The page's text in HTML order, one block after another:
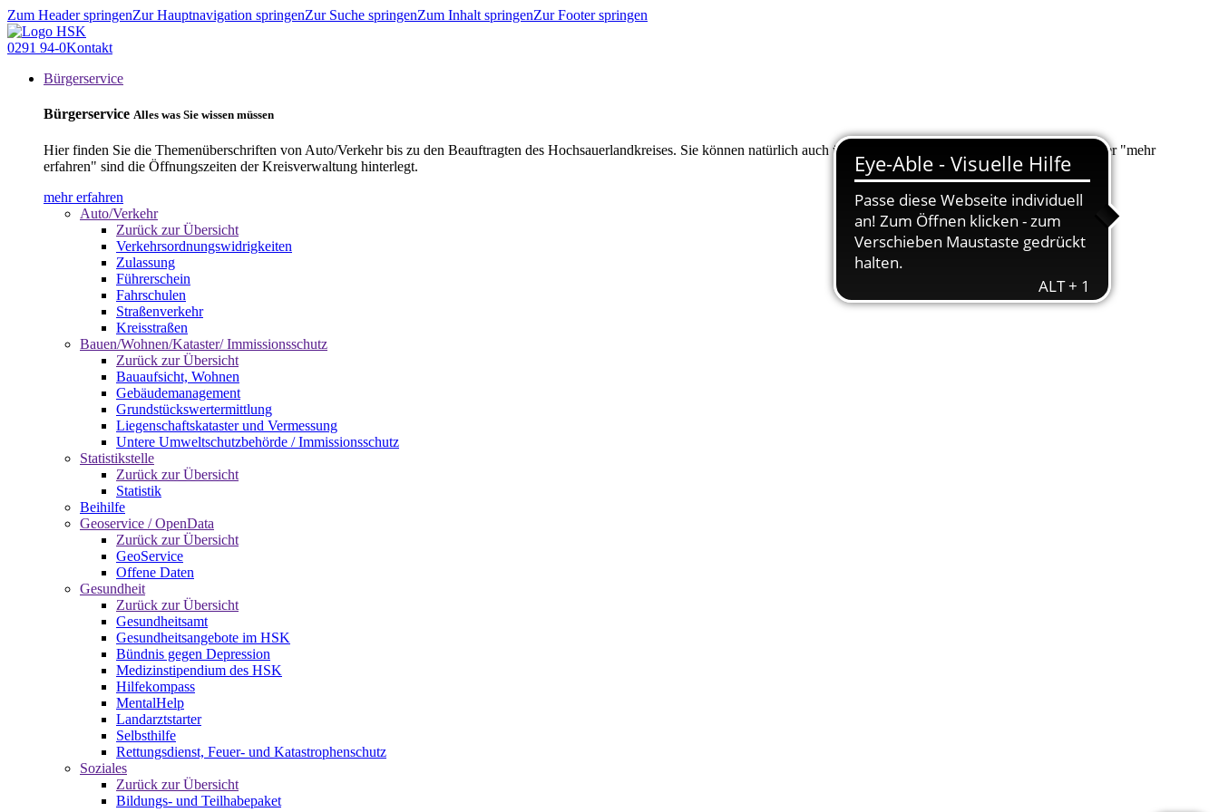
Zum Header springenZur Hauptnavigation springenZur Suche springenZum Inhalt springenZur Footer springen
0291 94-0Kontakt
Bürgerservice
Bürgerservice Alles was Sie wissen müssen
Hier finden Sie die Themenüberschriften von Auto/Verkehr bis zu den Beauftragten des Hochsauerlandkreises. Sie können natürlich auch über "Suche" nach Ihrem Anliegen suchen. Unter "mehr
erfahren" sind die Öffnungszeiten der Kreisverwaltung hinterlegt.
mehr erfahren
Auto/Verkehr
Zurück zur Übersicht
Verkehrsordnungswidrigkeiten
Zulassung
Führerschein
Fahrschulen
Straßenverkehr
Kreisstraßen
Bauen/Wohnen/Kataster/ Immissionsschutz
Zurück zur Übersicht
Bauaufsicht, Wohnen
Gebäudemanagement
Grundstückswertermittlung
Liegenschaftskataster und Vermessung
Untere Umweltschutzbehörde / Immissionsschutz
Statistikstelle
Zurück zur Übersicht
Statistik
Beihilfe
Geoservice / OpenData
Zurück zur Übersicht
GeoService
Offene Daten
Gesundheit
Zurück zur Übersicht
Gesundheitsamt
Gesundheitsangebote im HSK
Bündnis gegen Depression
Medizinstipendium des HSK
Hilfekompass
MentalHelp
Landarztstarter
Selbsthilfe
Rettungsdienst, Feuer- und Katastrophenschutz
Soziales
Zurück zur Übersicht
Bildungs- und Teilhabepaket